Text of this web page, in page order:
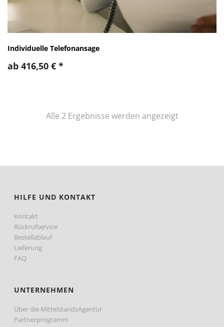
Individuelle Telefonansage
ab 416,50 € *
Alle 2 Ergebnisse werden angezeigtNach
HILFE UND KONTAKT
Kontakt
Rückrufservice
Bestellablauf
Lieferung
FAQ
UNTERNEHMEN
Über die MittelstandsAgentur
Partnerprogramm